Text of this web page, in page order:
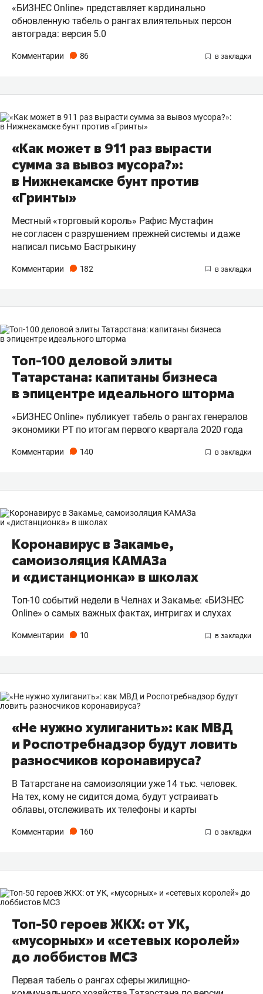
«БИЗНЕС Online» представляет кардинально
обновленную табель о рангах влиятельных персон
автограда: версия 5.0
Комментарии 86
«Как может в 911 раз вырасти
сумма за вывоз мусора?»:
в Нижнекамске бунт против
«Гринты»
Местный «торговый король» Рафис Мустафин
не согласен с разрушением прежней системы и даже
написал письмо Бастрыкину
Комментарии 182
Топ-100 деловой элиты
Татарстана: капитаны бизнеса
в эпицентре идеального шторма
«БИЗНЕС Online» публикует табель о рангах генералов
экономики РТ по итогам первого квартала 2020 года
Комментарии 140
Коронавирус в Закамье,
самоизоляция КАМАЗа
и «дистанционка» в школах
Топ-10 событий недели в Челнах и Закамье: «БИЗНЕС
Online» о самых важных фактах, интригах и слухах
Комментарии 10
«Не нужно хулиганить»: как МВД
и Роспотребнадзор будут ловить
разносчиков коронавируса?
В Татарстане на самоизоляции уже 14 тыс. человек.
На тех, кому не сидится дома, будут устраивать
облавы, отслеживать их телефоны и карты
Комментарии 160
Топ-50 героев ЖКХ: от УК,
«мусорных» и «сетевых королей»
до лоббистов МСЗ
Первая табель о рангах сферы жилищно-